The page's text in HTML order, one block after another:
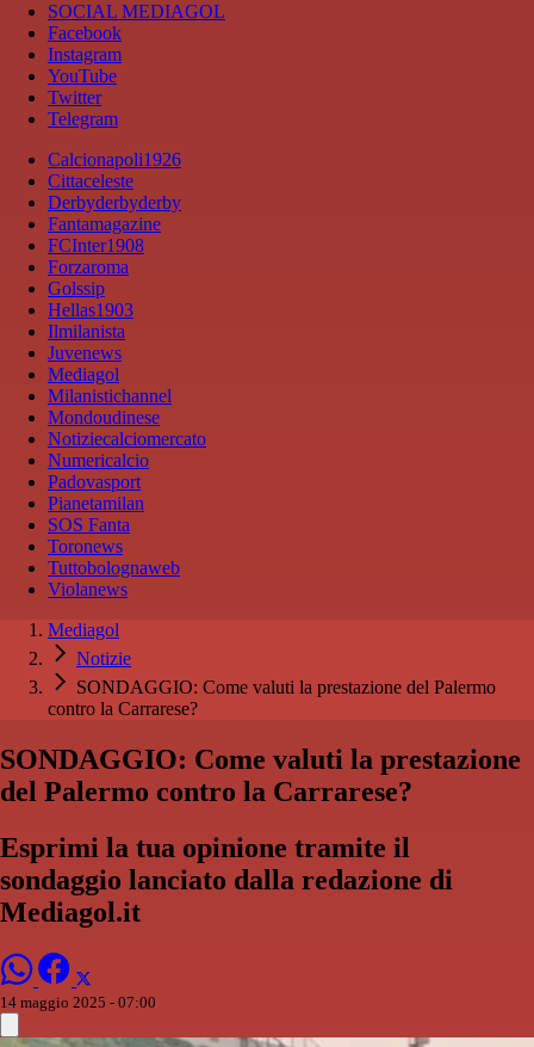
SOCIAL MEDIAGOL
Facebook
Instagram
YouTube
Twitter
Telegram
Calcionapoli1926
Cittaceleste
Derbyderbyderby
Fantamagazine
FCInter1908
Forzaroma
Golssip
Hellas1903
Ilmilanista
Juvenews
Mediagol
Milanistichannel
Mondoudinese
Notiziecalciomercato
Numericalcio
Padovasport
Pianetamilan
SOS Fanta
Toronews
Tuttobolognaweb
Violanews
Mediagol
Notizie
SONDAGGIO: Come valuti la prestazione del Palermo
contro la Carrarese?
SONDAGGIO: Come valuti la prestazione
del Palermo contro la Carrarese?
Esprimi la tua opinione tramite il
sondaggio lanciato dalla redazione di
Mediagol.it
14 maggio 2025 - 07:00